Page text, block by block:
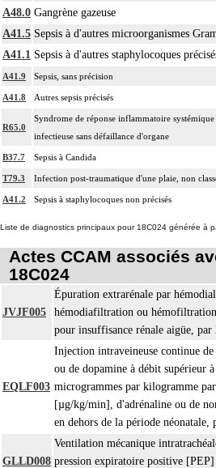
A48.0 Gangrène gazeuse
A41.5 Sepsis à d'autres microorganismes
A41.1 Sepsis à d'autres staphylocoques
A41.9 Sepsis, sans précision
A41.8 Autres sepsis précisés
R65.0
Syndrome de réponse inflammatoire
infectieuse sans défaillance d'organe
B37.7 Sepsis à Candida
T79.3 Infection post-traumatique d'une plaie, non
A41.2 Sepsis à staphylocoques non précisés
Liste de diagnostics principaux pour 18C024 générée à
Actes CCAM associés
18C024
JVJF005
Épuration extrarénale par
hémodiafiltration ou
pour insuffisance rénale aigüe, par
EQLF003
Injection intraveineuse continue
ou de dopamine à débit supérieur
microgrammes par kilogramme
[µg/kg/min], d'adrénaline ou de
en dehors de la période néonatale,
GLLD008
Ventilation mécanique
pression expiratoire positive [PEP]